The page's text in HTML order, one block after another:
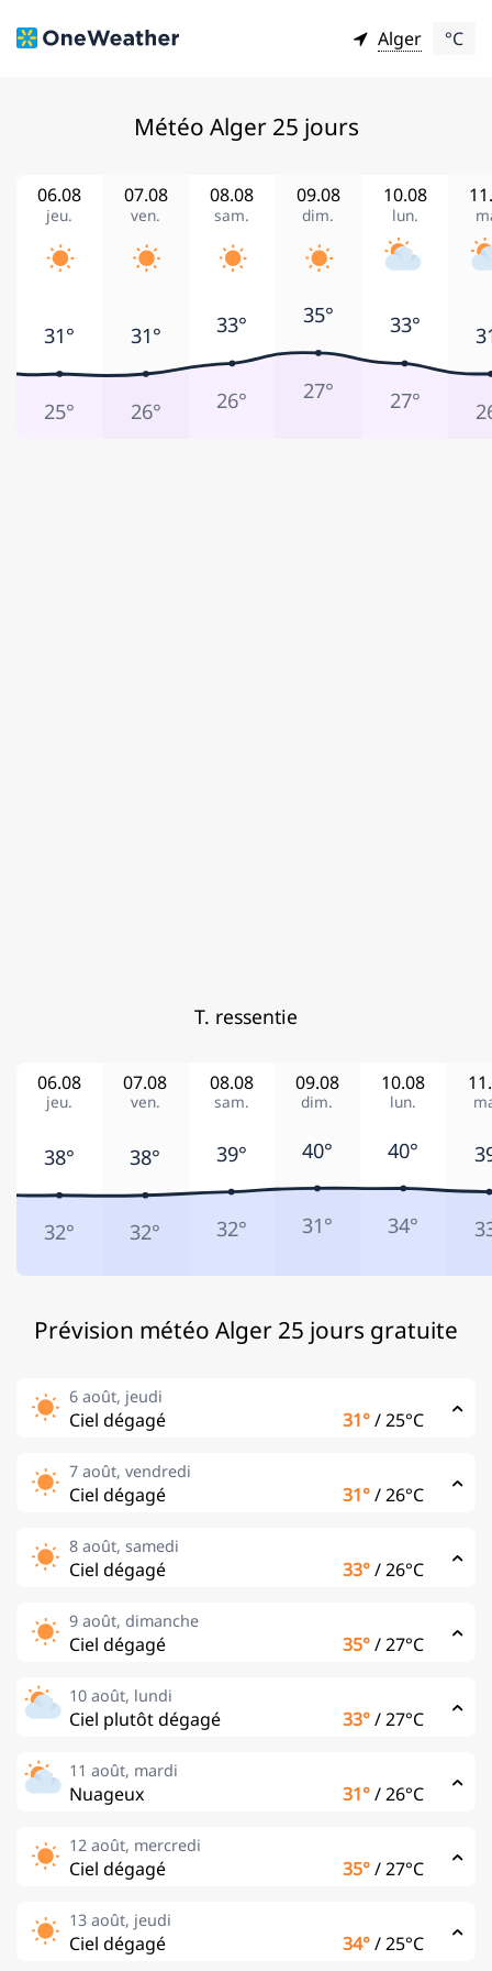
Alger °C
Météo Alger 25 jours
jeu.
06.08
ven.
07.08
sam.
08.08
dim.
09.08
lun.
10.08
31°
25°
31°
26°
33°
26°
35°
27°
33°
27°
T. ressentie
jeu.
06.08
ven.
07.08
sam.
08.08
dim.
09.08
lun.
10.08
38°
32°
38°
32°
39°
32°
40°
31°
40°
34°
Prévision météo Alger 25 jours gratuite
6 août, jeudi
Ciel dégagé 31°/25°C
7 août, vendredi
Ciel dégagé 31°/26°C
8 août, samedi
Ciel dégagé 33°/26°C
9 août, dimanche
Ciel dégagé 35°/27°C
10 août, lundi
Ciel plutôt dégagé 33°/27°C
11 août, mardi
Nuageux 31°/26°C
12 août, mercredi
Ciel dégagé 35°/27°C
13 août, jeudi
Ciel dégagé 34°/25°C